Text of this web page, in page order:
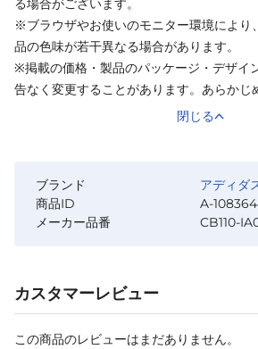
る場合がございます。
※ブラウザやお使いのモニター環境により
品の色味が若干異なる場合があります。
※掲載の価格・製品のパッケージ・デザイ
告なく変更することがあります。あらかじ
閉じる
ブランド
アディダ
商品ID
A-
メーカー品番
CB110-
カスタマーレビュー
この商品のレビューはまだありません。